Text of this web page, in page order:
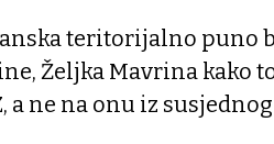
teritorijalno puno
Željka Mavrina kako
a ne na onu iz susjednog